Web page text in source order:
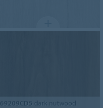
69209CD5 dark nutwood